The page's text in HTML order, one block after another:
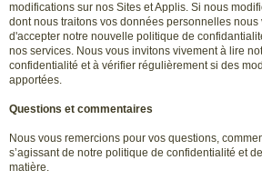
modifications sur nos Sites et Applis. Si nous
dont nous traitons vos données personnelles
d'accepter notre nouvelle politique de
nos services. Nous vous invitons vivement à lire
confidentialité et à vérifier régulièrement si des
apportées.
Questions et commentaires
Nous vous remercions pour vos questions,
s’agissant de notre politique de confidentialité et
matière.